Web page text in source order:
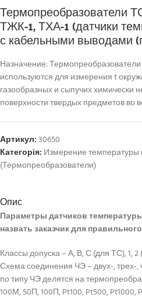
Термопреобразователи
ТЖК-1, ТХА-1 (датчики
с кабельными выводами
Назначение:
используются для измерения t
газообразных и сыпучих химически
поверхности твердых предметов во
Артикул:30650
Категорія: Измерение температуры
(Термопреобразователи)
Опис
Параметры датчиков
назвать заказчик для
Классы допуска – А, В, С (для ТС), 1,
Схема соединения ЧЭ – двух-, трех-
по типу ЧЭ делятся на
100М, 50П, 100П, Pt100, Pt500, Pt1000,